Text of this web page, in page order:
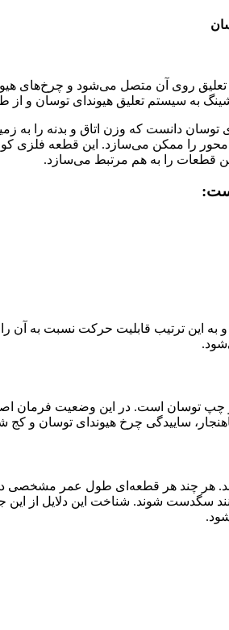
روی آن متصل می‌شود و چرخ‌های
به سیستم تعلیق هیوندای توسان و
دانست که وزن اتاق و بدنه را به
ممکن می‌سازد. این قطعه‌ فلزی کوچک
قطعات را به هم مرتبط می‌سازد.
این ترتیب قابلیت حرکت نسبت به
توسان است. در این وضعیت فرمان
ساییدگی چرخ هیوندای توسان و کج
سگدست شوند. شناخت این دلایل از